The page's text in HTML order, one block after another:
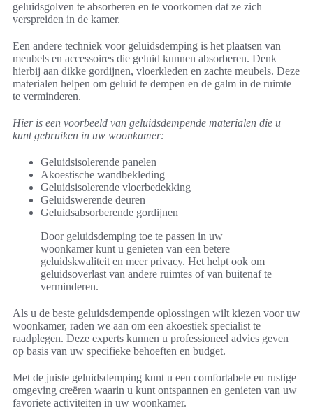
geluidsgolven te absorberen en te voorkomen dat ze zich
verspreiden in de kamer.
Een andere techniek voor geluidsdemping is het plaatsen van
meubels en accessoires die geluid kunnen absorberen. Denk
hierbij aan dikke gordijnen, vloerkleden en zachte meubels. Deze
materialen helpen om geluid te dempen en de galm in de ruimte
te verminderen.
Hier is een voorbeeld van geluidsdempende materialen die u
kunt gebruiken in uw woonkamer:
Geluidsisolerende panelen
Akoestische wandbekleding
Geluidsisolerende vloerbedekking
Geluidswerende deuren
Geluidsabsorberende gordijnen
Door geluidsdemping toe te passen in uw
woonkamer kunt u genieten van een betere
geluidskwaliteit en meer privacy. Het helpt ook om
geluidsoverlast van andere ruimtes of van buitenaf te
verminderen.
Als u de beste geluidsdempende oplossingen wilt kiezen voor uw
woonkamer, raden we aan om een akoestiek specialist te
raadplegen. Deze experts kunnen u professioneel advies geven
op basis van uw specifieke behoeften en budget.
Met de juiste geluidsdemping kunt u een comfortabele en rustige
omgeving creëren waarin u kunt ontspannen en genieten van uw
favoriete activiteiten in uw woonkamer.